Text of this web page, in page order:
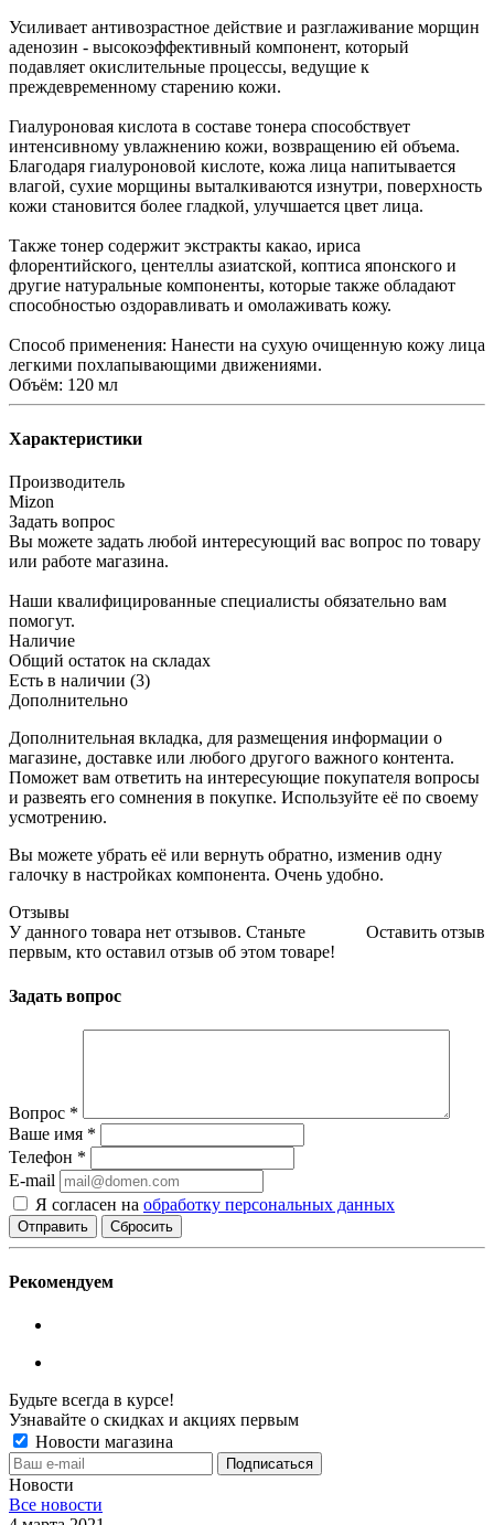
Усиливает антивозрастное действие и разглаживание морщин
аденозин - высокоэффективный компонент, который
подавляет окислительные процессы, ведущие к
преждевременному старению кожи.
Гиалуроновая кислота в составе тонера способствует
интенсивному увлажнению кожи, возвращению ей объема.
Благодаря гиалуроновой кислоте, кожа лица напитывается
влагой, сухие морщины выталкиваются изнутри, поверхность
кожи становится более гладкой, улучшается цвет лица.
Также тонер содержит экстракты какао, ириса
флорентийского, центеллы азиатской, коптиса японского и
другие натуральные компоненты, которые также обладают
способностью оздоравливать и омолаживать кожу.
Способ применения: Нанести на сухую очищенную кожу лица
легкими похлапывающими движениями.
Объём: 120 мл
Характеристики
Производитель
Mizon
Задать вопрос
Вы можете задать любой интересующий вас вопрос по товару
или работе магазина.
Наши квалифицированные специалисты обязательно вам
помогут.
Наличие
Общий остаток на складах
Есть в наличии (3)
Дополнительно
Дополнительная вкладка, для размещения информации о
магазине, доставке или любого другого важного контента.
Поможет вам ответить на интересующие покупателя вопросы
и развеять его сомнения в покупке. Используйте её по своему
усмотрению.
Вы можете убрать её или вернуть обратно, изменив одну
галочку в настройках компонента. Очень удобно.
Отзывы
Оставить отзыв
У данного товара нет отзывов. Станьте
первым, кто оставил отзыв об этом товаре!
Задать вопрос
Вопрос *
Ваше имя *
Телефон *
E-mail
Я согласен на обработку персональных данных
Сбросить
Рекомендуем
Будьте всегда в курсе!
Узнавайте о скидках и акциях первым
Новости магазина
Новости
Все новости